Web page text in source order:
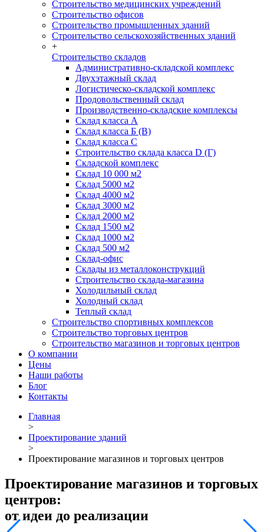
Строительство медицинских учреждений
Строительство офисов
Строительство промышленных зданий
Строительство сельскохозяйственных зданий
+
Строительство складов
Административно-складской комплекс
Двухэтажный склад
Логистическо-складской комплекс
Продовольственный склад
Производственно-складские комплексы
Склад класса А
Склад класса Б (B)
Склад класса С
Строительство склада класса D (Г)
Складской комплекс
Склад 10 000 м2
Склад 5000 м2
Склад 4000 м2
Склад 3000 м2
Склад 2000 м2
Склад 1500 м2
Склад 1000 м2
Склад 500 м2
Склад-офис
Склады из металлоконструкций
Строительство склада-магазина
Холодильный склад
Холодный склад
Теплый склад
Строительство спортивных комплексов
Строительство торговых центров
Строительство магазинов и торговых центров
О компании
Цены
Наши работы
Блог
Контакты
Главная
>
Проектирование зданий
>
Проектирование магазинов и торговых центров
Проектирование магазинов и торговых
центров:
от идеи до реализации